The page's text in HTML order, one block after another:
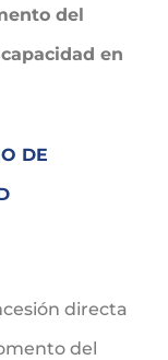
del
en
DE
directa
del